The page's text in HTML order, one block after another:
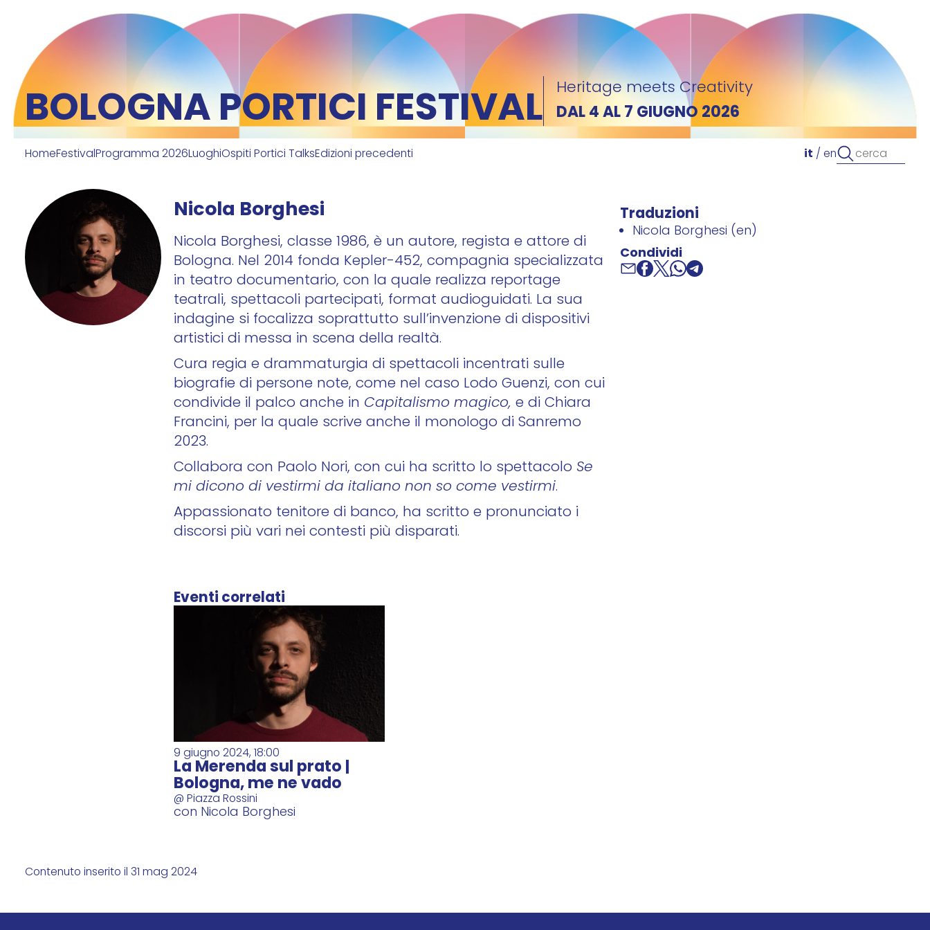
BOLOGNA PORTICI FESTIVAL Heritage meets Creativity
DAL 4 AL 7 GIUGNO 2026
HomeFestivalProgramma 2026LuoghiOspiti Portici TalksEdizioni precedenti it/en
Nicola Borghesi
Nicola Borghesi, classe 1986, è un autore, regista e attore di
Bologna. Nel 2014 fonda Kepler-452, compagnia specializzata
in teatro documentario, con la quale realizza reportage
teatrali, spettacoli partecipati, format audioguidati. La sua
indagine si focalizza soprattutto sull’invenzione di dispositivi
artistici di messa in scena della realtà.
Cura regia e drammaturgia di spettacoli incentrati sulle
biografie di persone note, come nel caso Lodo Guenzi, con cui
condivide il palco anche in Capitalismo magico, e di Chiara
Francini, per la quale scrive anche il monologo di Sanremo
2023.
Collabora con Paolo Nori, con cui ha scritto lo spettacolo Se
mi dicono di vestirmi da italiano non so come vestirmi.
Appassionato tenitore di banco, ha scritto e pronunciato i
discorsi più vari nei contesti più disparati.
Eventi correlati
9 giugno 2024, 18:00
La Merenda sul prato |
Bologna, me ne vado
@ Piazza Rossini
con Nicola Borghesi
Traduzioni
Nicola Borghesi (en)
Condividi
Contenuto inserito il 31 mag 2024